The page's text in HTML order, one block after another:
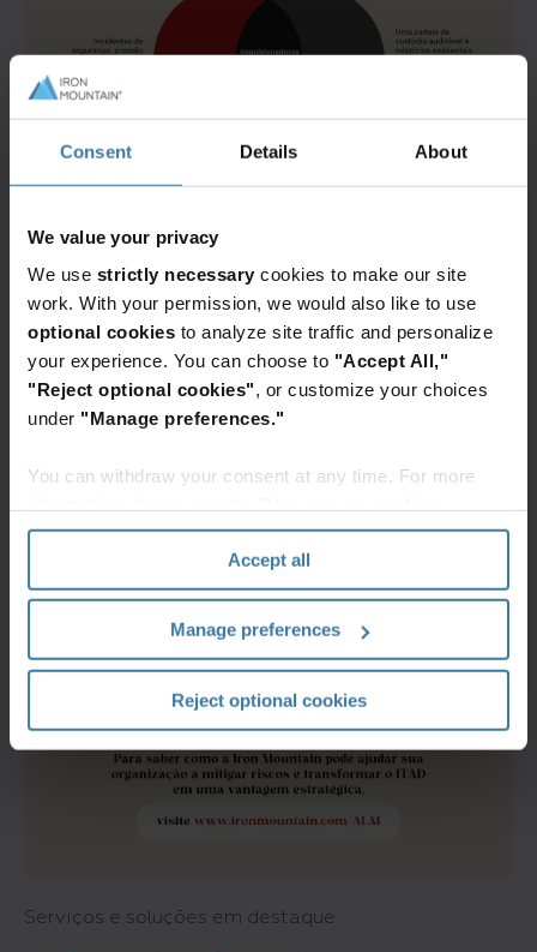
Consent Details About
We value your privacy
We use strictly necessary cookies to make our site
work. With your permission, we would also like to use
optional cookies to analyze site traffic and personalize
your experience. You can choose to "Accept All,"
"Reject optional cookies", or customize your choices
under "Manage preferences."
You can withdraw your consent at any time. For more
section" of ourPrivacy Policy.
Accept all
Manage preferences
Reject optional cookies
Serviços e soluções em destaque